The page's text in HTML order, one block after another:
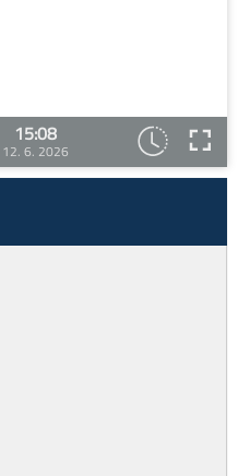
15:08
12. 6. 2026